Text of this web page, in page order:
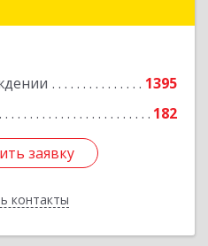
1395
182
заявку
контакты
Подробнее
заявку